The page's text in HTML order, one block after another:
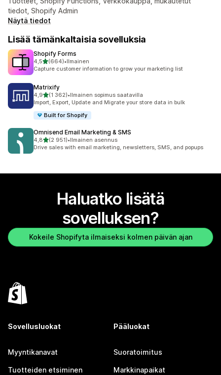
tiedot, Shopify Admin
Näytä tiedot
Lisää tämänkaltaisia sovelluksia
Shopify Forms
4,5/ 5 tähteä
(664)
664 arvostelua yhteensä
•Ilmainen
Capture customer information to grow your marketing list
Matrixify
4,9/ 5 tähteä
(1 362)
1362 arvostelua yhteensä
•Ilmainen sopimus saatavilla
Import, Export, Update and Migrate your store data in bulk
Built for Shopify
Omnisend Email Marketing & SMS
4,8/ 5 tähteä
(2 951)
2951 arvostelua yhteensä
•Ilmainen asennus
Drive sales with email marketing, newsletters, SMS, and popups
Haluatko lisätä
sovelluksen?
Kokeile Shopifyta ilmaiseksi kolmen päivän ajan
Sovellusluokat
Myyntikanavat
Tuotteiden etsiminen
Pääluokat
Suoratoimitus
Markkinapaikat